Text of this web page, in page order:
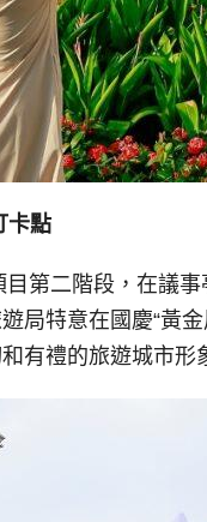
卡點
第二階段，在議
局特意在國慶“黃
有禮的旅遊城市形